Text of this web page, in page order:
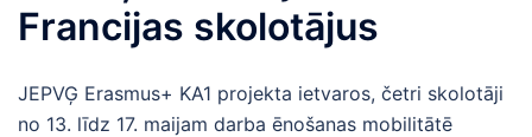
Francijas skolotājus
JEPVĢ Erasmus+ KA1 projekta ietvaros, četri skolotāji
no 13. līdz 17. maijam darba ēnošanas mobilitātē